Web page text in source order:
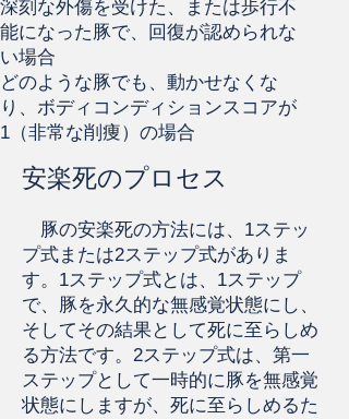
深刻な外傷を受けた、または歩行不
能になった豚で、回復が認められな
い場合
どのような豚でも、動かせなくな
り、ボディコンディションスコアが
1（非常な削痩）の場合
安楽死のプロセス
豚の安楽死の方法には、1ステッ
プ式または2ステップ式がありま
す。1ステップ式とは、1ステップ
で、豚を永久的な無感覚状態にし、
そしてその結果として死に至らしめ
る方法です。2ステップ式は、第一
ステップとして一時的に豚を無感覚
状態にしますが、死に至らしめるた